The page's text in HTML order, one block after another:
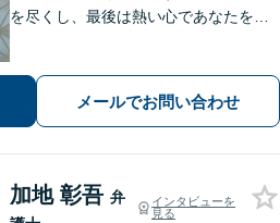
を尽くし、最後は熱い心であなたをサ
雑談感覚で気軽にご相談ください。
【夜間・休日相談可】
メールでお問い合わせ
加地 彰吾 弁
インタビューを
見る